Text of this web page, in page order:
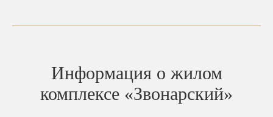
Информация о жилом
комплексе «Звонарский»